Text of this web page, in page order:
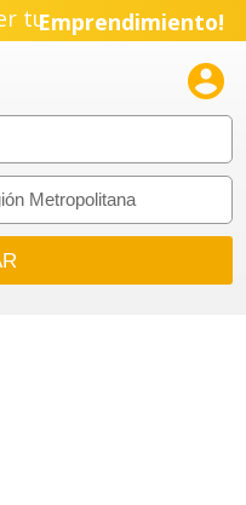
tuEmprendimiento!
